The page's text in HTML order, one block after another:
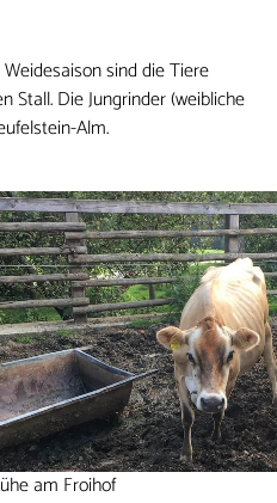
sind die Tiere
Die Jungrinder (weibliche
Alm.
am Froihof